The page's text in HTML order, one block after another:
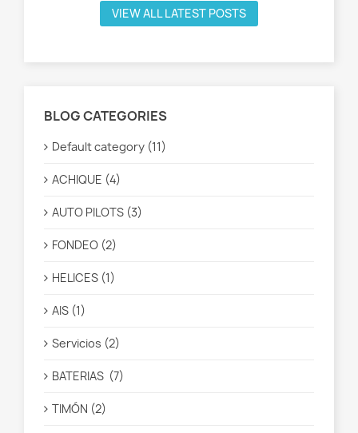
VIEW ALL LATEST POSTS
BLOG CATEGORIES
Default category (11)
ACHIQUE (4)
AUTO PILOTS (3)
FONDEO (2)
HELICES (1)
AIS (1)
Servicios (2)
BATERIAS (7)
TIMÓN (2)